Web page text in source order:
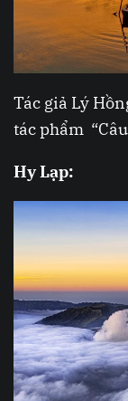
Tác giả Lý
tác phẩm “Câu
Hy Lạp: